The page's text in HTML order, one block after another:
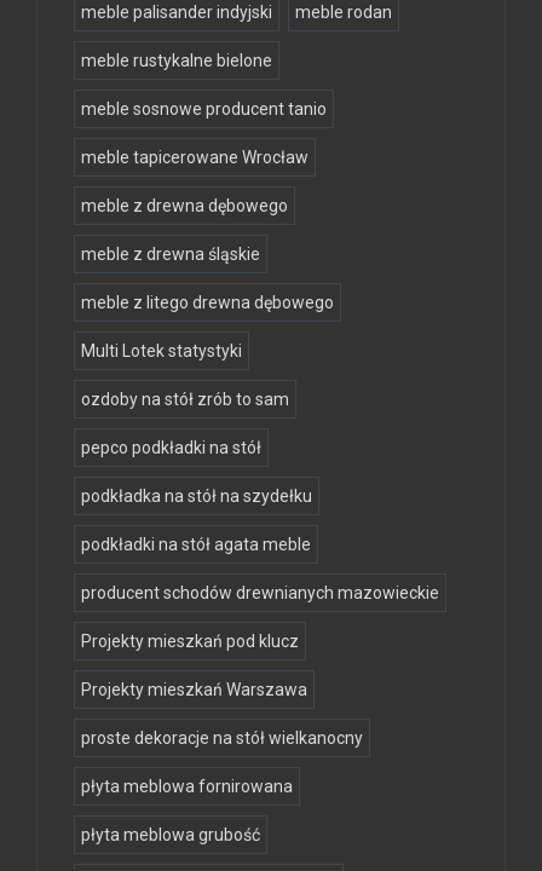
meble palisander indyjski meble rodan
meble rustykalne bielone
meble sosnowe producent tanio
meble tapicerowane Wrocław
meble z drewna dębowego
meble z drewna śląskie
meble z litego drewna dębowego
Multi Lotek statystyki
ozdoby na stół zrób to sam
pepco podkładki na stół
podkładka na stół na szydełku
podkładki na stół agata meble
producent schodów drewnianych mazowieckie
Projekty mieszkań pod klucz
Projekty mieszkań Warszawa
proste dekoracje na stół wielkanocny
płyta meblowa fornirowana
płyta meblowa grubość